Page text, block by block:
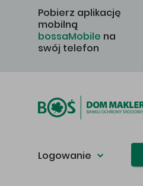
Pobierz aplikację
mobilną
bossaMobile na
swój telefon
Logowanie